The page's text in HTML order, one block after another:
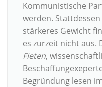
Kommunistische
werden.
stärkeres Gewicht
es zurzeit nicht aus.
Fieten,
Begründung lesen